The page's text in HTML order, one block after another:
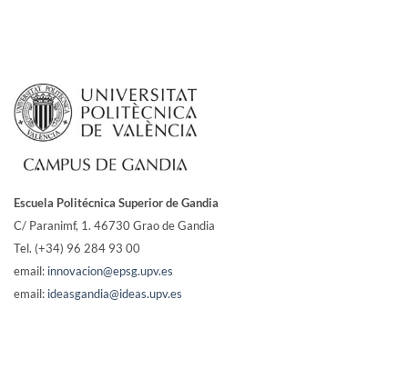
Escuela Politécnica Superior de Gandia
C/ Paranimf, 1. 46730 Grao de Gandia
Tel. (+34) 96 284 93 00
email: innovacion@epsg.upv.es
email: ideasgandia@ideas.upv.es